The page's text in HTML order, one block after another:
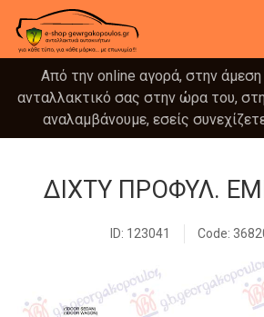
Από την online αγορά, στην
ανταλλακτικό σας στην ώρα του,
αναλαμβάνουμε, εσείς
ΔΙΧΤΥ ΠΡΟΦΥΛ.
ID: 123041 Code: